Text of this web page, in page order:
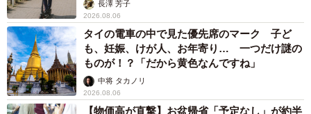
長澤 芳子
2026.08.06
タイの電車の中で見た優先席のマーク 子ど
も、妊娠、けが人、お年寄り… 一つだけ謎の
ものが！？「だから黄色なんですね」
中将 タカノリ
2026.08.06
【物価高が直撃】お盆帰省「予定なし」が約半